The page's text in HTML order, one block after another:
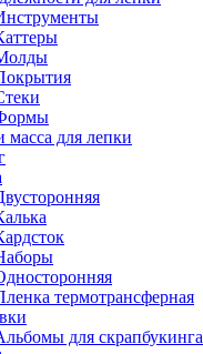
масса для лепки
термотрансферная
для скрапбукинга